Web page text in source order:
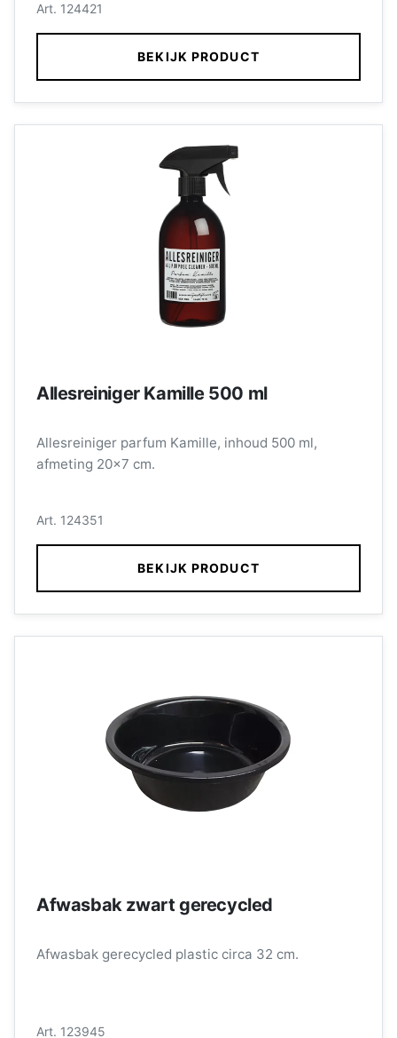
Art. 124421
BEKIJK PRODUCT
Allesreiniger Kamille 500 ml
Allesreiniger parfum Kamille, inhoud 500 ml,
afmeting 20x7 cm.
Art. 124351
BEKIJK PRODUCT
Afwasbak zwart gerecycled
Afwasbak gerecycled plastic circa 32 cm.
Art. 123945